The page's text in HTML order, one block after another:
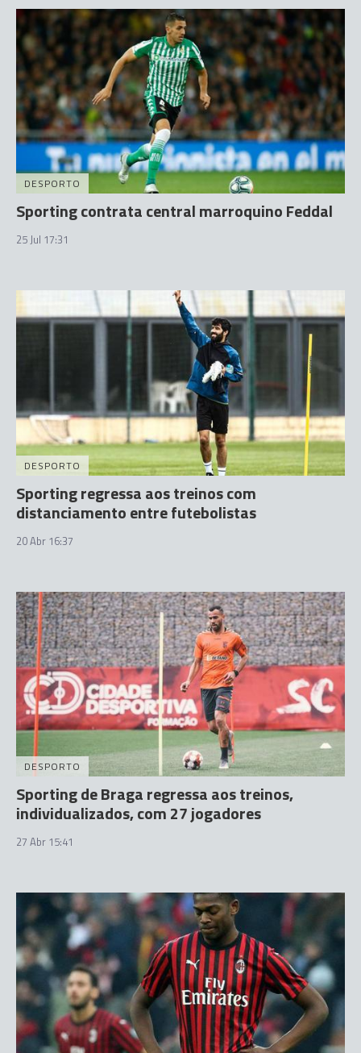
DESPORTO
Sporting contrata central marroquino Feddal
25 Jul 17:31
DESPORTO
Sporting regressa aos treinos com
distanciamento entre futebolistas
20 Abr 16:37
DESPORTO
Sporting de Braga regressa aos treinos,
individualizados, com 27 jogadores
27 Abr 15:41